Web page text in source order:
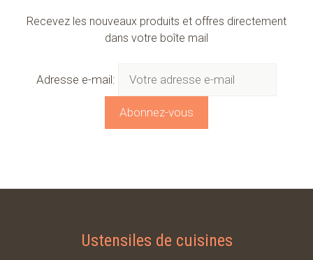
Recevez les nouveaux produits et offres directement
dans votre boîte mail
Adresse e-mail:
Ustensiles de cuisines